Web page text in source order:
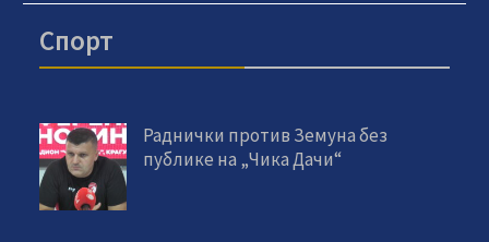
Спорт
Раднички против Земуна без
публике на „Чика Дачи“